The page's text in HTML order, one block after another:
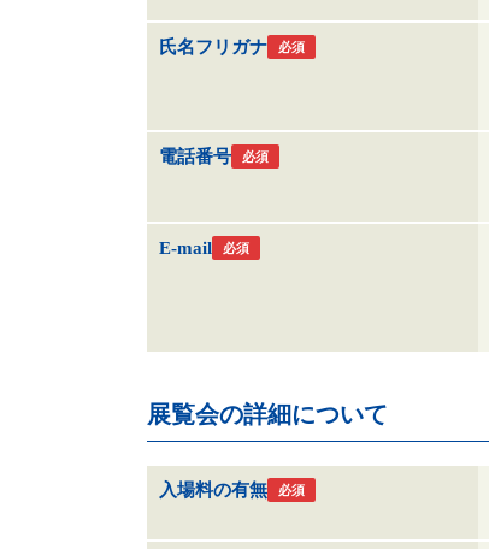
氏名フリガナ 必須
電話番号 必須
E-mail 必須
展覧会の詳細について
入場料の有無 必須